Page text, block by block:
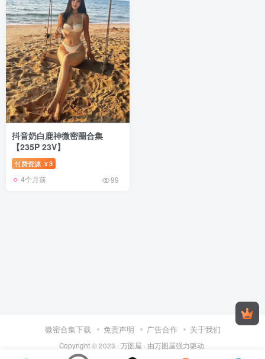
抖音奶白鹿神微密圈合集
【235P 23V】
付费资源 ¥3
4个月前 99
微密合集下载 免责声明 广告合作 关于我们
Copyright © 2023 · 万图屋 · 由万图屋强力驱动.